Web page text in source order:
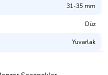
31-35 mm
Düz
Yuvarlak